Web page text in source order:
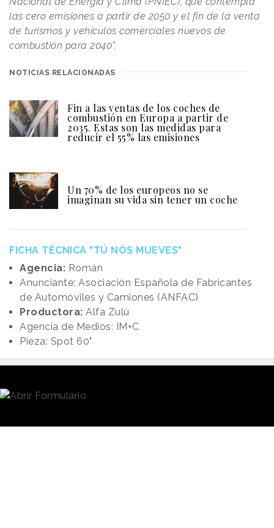
las cero emisiones a partir de 2050 y el fin de la venta
de turismos y vehículos comerciales nuevos de
combustión para 2040”.
combustión en Europa a partir de
2035. Estas son las medidas para
reducir el 55% las emisiones
imaginan su vida sin tener un coche
Anunciante: Asociación Española de Fabricantes
de Automóviles y Camiones (ANFAC)
Productora:Alfa Zulú
Agencia de Medios: IM+C
Pieza: Spot 60"